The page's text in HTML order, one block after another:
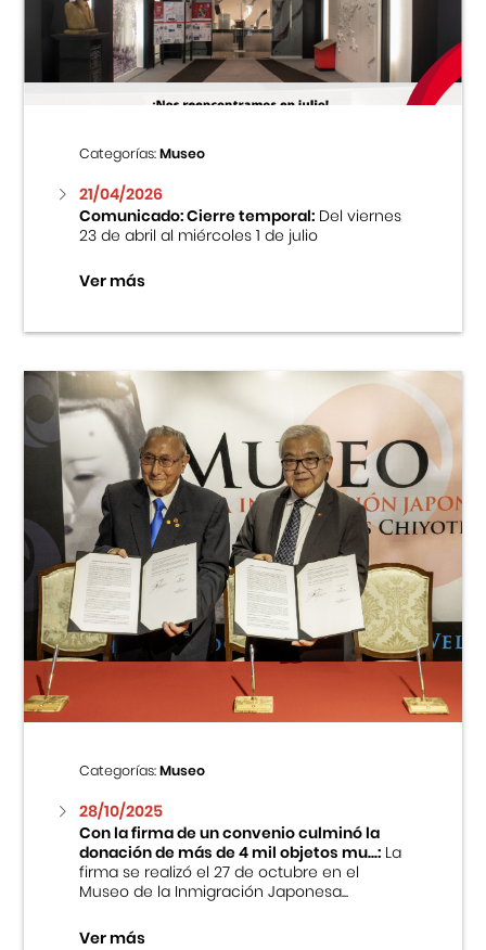
Centro Cultural Peruano Japonés
Museo de la Inmigración Japonesa
Fondo Editorial
Teatro Peruano Japonés
Categorías:Museo
21/04/2026
Comunicado: Cierre temporal:Del viernes
23 de abril al miércoles 1 de julio
Ver más
Categorías:Museo
28/10/2025
Con la firma de un convenio culminó la
donación de más de 4 mil objetos mu...:La
firma se realizó el 27 de octubre en el
Museo de la Inmigración Japonesa...
Ver más